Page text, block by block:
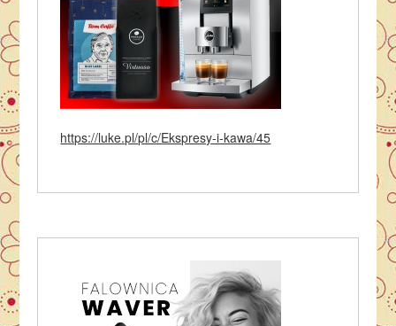
https://luke.pl/pl/c/Ekspresy-i-kawa/45